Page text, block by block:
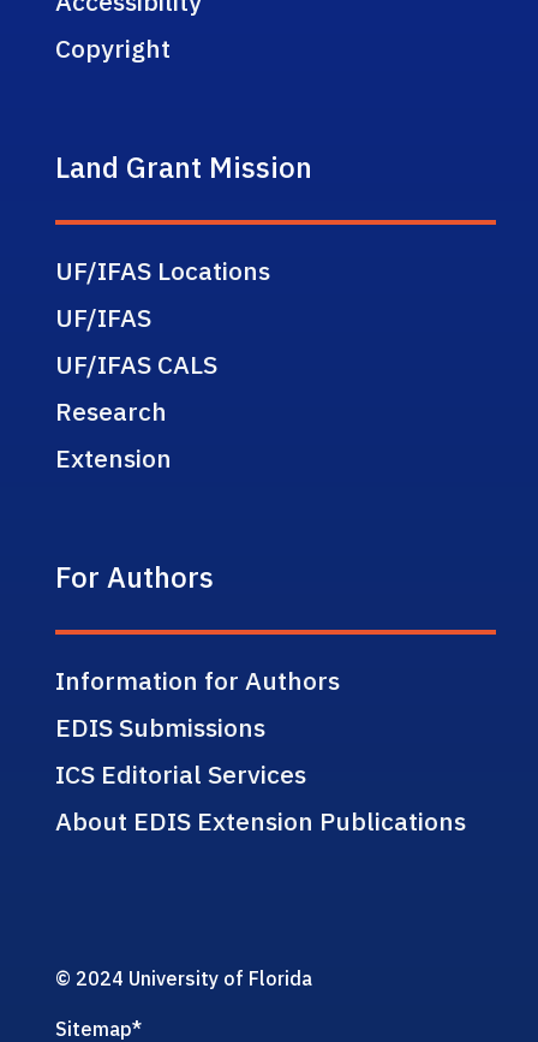
Copyright
Land Grant Mission
UF/IFAS Locations
UF/IFAS
UF/IFAS CALS
Research
Extension
For Authors
Information for Authors
EDIS Submissions
ICS Editorial Services
About EDIS Extension Publications
© 2024 University of Florida
Sitemap*